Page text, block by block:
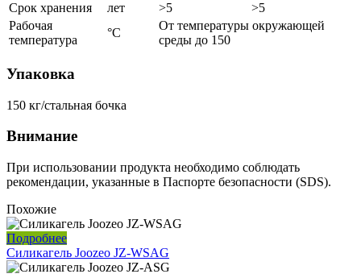
Срок хранения
лет >5
>5
Рабочая
температура
°C
От температуры окружающей
среды до 150
Упаковка
150 кг/стальная бочка
Внимание
При использовании продукта необходимо соблюдать
рекомендации, указанные в Паспорте безопасности (SDS).
Похожие
Подробнее
Силикагель Joozeo JZ-WSAG